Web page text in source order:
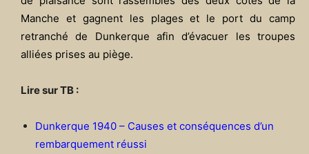
Manche et gagnent les plages et le port du camp
retranché de Dunkerque afin d’évacuer les troupes
alliées prises au piège.
Lire sur TB :
Dunkerque 1940 – Causes et conséquences d’un
rembarquement réussi